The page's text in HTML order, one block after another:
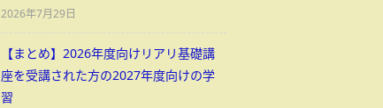
2026年7月29日
【まとめ】2026年度向けリアリ基礎講
座を受講された方の2027年度向けの学
習